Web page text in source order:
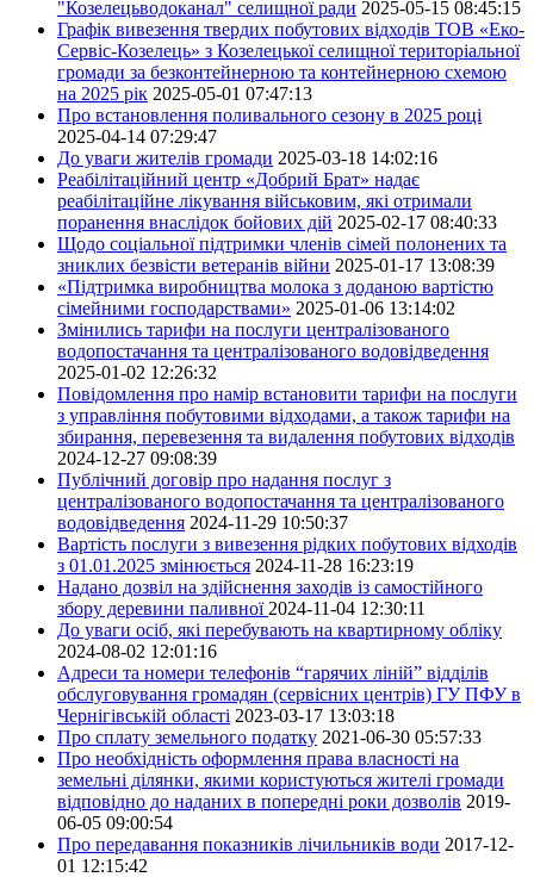
"Козелецьводоканал" селищної ради 2025-05-15 08:45:15
Графік вивезення твердих побутових відходів ТОВ «Еко-
Сервіс-Козелець» з Козелецької селищної територіальної
громади за безконтейнерною та контейнерною схемою
на 2025 рік 2025-05-01 07:47:13
Про встановлення поливального сезону в 2025 році
2025-04-14 07:29:47
До уваги жителів громади 2025-03-18 14:02:16
Реабілітаційний центр «Добрий Брат» надає
реабілітаційне лікування військовим, які отримали
поранення внаслідок бойових дій 2025-02-17 08:40:33
Щодо соціальної підтримки членів сімей полонених та
зниклих безвісти ветеранів війни 2025-01-17 13:08:39
«Підтримка виробництва молока з доданою вартістю
сімейними господарствами» 2025-01-06 13:14:02
Змінились тарифи на послуги централізованого
водопостачання та централізованого водовідведення
2025-01-02 12:26:32
Повідомлення про намір встановити тарифи на послуги
з управління побутовими відходами, а також тарифи на
збирання, перевезення та видалення побутових відходів
2024-12-27 09:08:39
Публічний договір про надання послуг з
централізованого водопостачання та централізованого
водовідведення 2024-11-29 10:50:37
Вартість послуги з вивезення рідких побутових відходів
з 01.01.2025 змінюється 2024-11-28 16:23:19
Надано дозвіл на здійснення заходів із самостійного
збору деревини паливної 2024-11-04 12:30:11
До уваги осіб, які перебувають на квартирному обліку
2024-08-02 12:01:16
Адреси та номери телефонів “гарячих ліній” відділів
обслуговування громадян (сервісних центрів) ГУ ПФУ в
Чернігівській області 2023-03-17 13:03:18
Про сплату земельного податку 2021-06-30 05:57:33
Про необхідність оформлення права власності на
земельні ділянки, якими користуються жителі громади
відповідно до наданих в попередні роки дозволів 2019-
06-05 09:00:54
Про передавання показників лічильників води 2017-12-
01 12:15:42